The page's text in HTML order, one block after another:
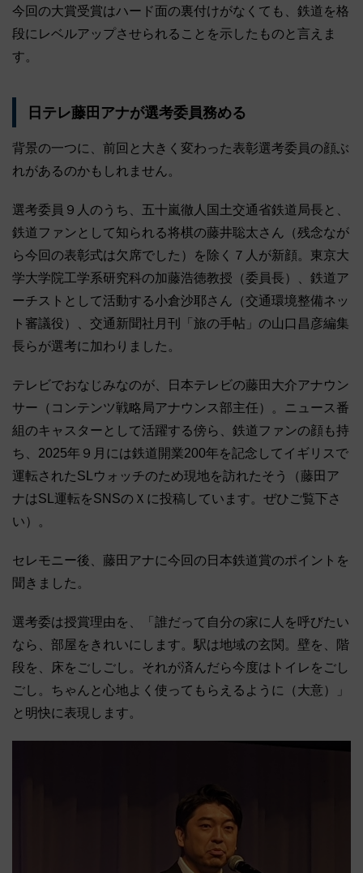
今回の大賞受賞はハード面の裏付けがなくても、鉄道を格
段にレベルアップさせられることを示したものと言えま
す。
日テレ藤田アナが選考委員務める
背景の一つに、前回と大きく変わった表彰選考委員の顔ぶ
れがあるのかもしれません。
選考委員９人のうち、五十嵐徹人国土交通省鉄道局長と、
鉄道ファンとして知られる将棋の藤井聡太さん（残念なが
ら今回の表彰式は欠席でした）を除く７人が新顔。東京大
学大学院工学系研究科の加藤浩徳教授（委員長）、鉄道ア
ーチストとして活動する小倉沙耶さん（交通環境整備ネッ
ト審議役）、交通新聞社月刊「旅の手帖」の山口昌彦編集
長らが選考に加わりました。
テレビでおなじみなのが、日本テレビの藤田大介アナウン
サー（コンテンツ戦略局アナウンス部主任）。ニュース番
組のキャスターとして活躍する傍ら、鉄道ファンの顔も持
ち、2025年９月には鉄道開業200年を記念してイギリスで
運転されたSLウォッチのため現地を訪れたそう（藤田ア
ナはSL運転をSNSのＸに投稿しています。ぜひご覧下さ
い）。
セレモニー後、藤田アナに今回の日本鉄道賞のポイントを
聞きました。
選考委は授賞理由を、「誰だって自分の家に人を呼びたい
なら、部屋をきれいにします。駅は地域の玄関。壁を、階
段を、床をごしごし。それが済んだら今度はトイレをごし
ごし。ちゃんと心地よく使ってもらえるように（大意）」
と明快に表現します。